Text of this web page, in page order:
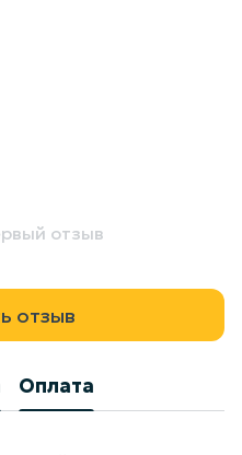
отзыв
отзыв
Оплата